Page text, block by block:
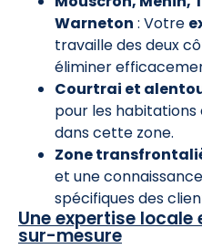
Warneton : Votre
travaille des deux
éliminer
Courtrai et
pour les
dans cette zone.
Zone
et une
spécifiques des
Une expertise
sur-mesure